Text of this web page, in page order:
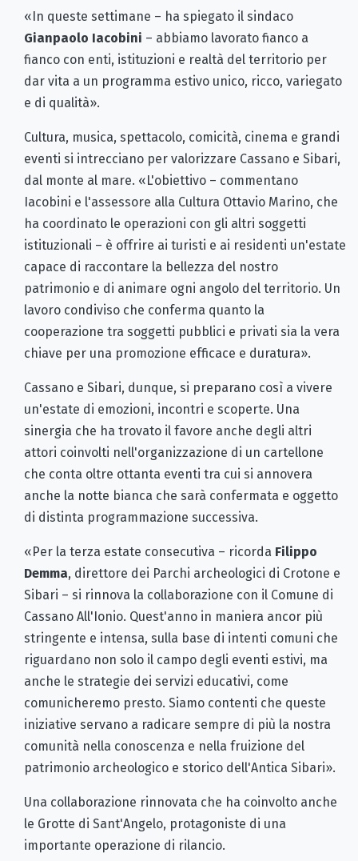
«In queste settimane – ha spiegato il sindaco
Gianpaolo Iacobini – abbiamo lavorato fianco a
fianco con enti, istituzioni e realtà del territorio per
dar vita a un programma estivo unico, ricco, variegato
e di qualità».
Cultura, musica, spettacolo, comicità, cinema e grandi
eventi si intrecciano per valorizzare Cassano e Sibari,
dal monte al mare. «L'obiettivo – commentano
Iacobini e l'assessore alla Cultura Ottavio Marino, che
ha coordinato le operazioni con gli altri soggetti
istituzionali – è offrire ai turisti e ai residenti un'estate
capace di raccontare la bellezza del nostro
patrimonio e di animare ogni angolo del territorio. Un
lavoro condiviso che conferma quanto la
cooperazione tra soggetti pubblici e privati sia la vera
chiave per una promozione efficace e duratura».
Cassano e Sibari, dunque, si preparano così a vivere
un'estate di emozioni, incontri e scoperte. Una
sinergia che ha trovato il favore anche degli altri
attori coinvolti nell'organizzazione di un cartellone
che conta oltre ottanta eventi tra cui si annovera
anche la notte bianca che sarà confermata e oggetto
di distinta programmazione successiva.
«Per la terza estate consecutiva – ricorda Filippo
Demma, direttore dei Parchi archeologici di Crotone e
Sibari – si rinnova la collaborazione con il Comune di
Cassano All'Ionio. Quest'anno in maniera ancor più
stringente e intensa, sulla base di intenti comuni che
riguardano non solo il campo degli eventi estivi, ma
anche le strategie dei servizi educativi, come
comunicheremo presto. Siamo contenti che queste
iniziative servano a radicare sempre di più la nostra
comunità nella conoscenza e nella fruizione del
patrimonio archeologico e storico dell'Antica Sibari».
Una collaborazione rinnovata che ha coinvolto anche
le Grotte di Sant'Angelo, protagoniste di una
importante operazione di rilancio.